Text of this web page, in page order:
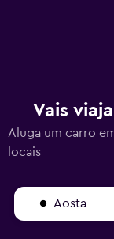
Vais
Aluga um carro
locais
Aosta